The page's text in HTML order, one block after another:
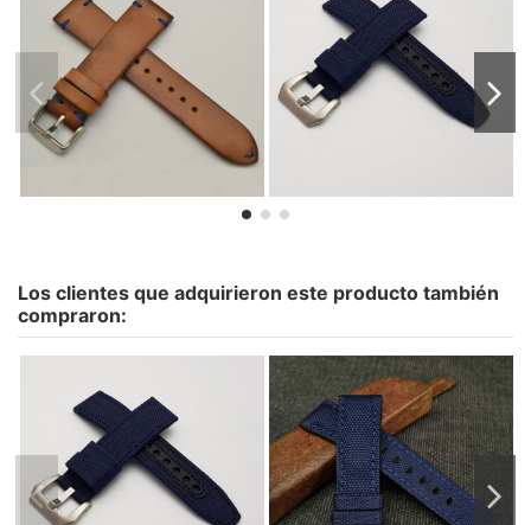
Mínimal Pátina Vintage -
color piel a elegir
79,00 €
Los clientes que adquirieron este producto también
compraron:
Jacob's Oceanic lisa-
Ancha- Color Cordura a
elegir
119,00 €
Alomada Cordura - Color
Cordura a Elegir
69,00 €